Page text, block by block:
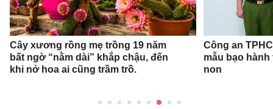
Cây xương rồng mẹ trồng 19 năm
bất ngờ “nằm dài” khắp chậu, đến
khi nở hoa ai cũng trầm trồ.
Công an
mẫu bạo
non